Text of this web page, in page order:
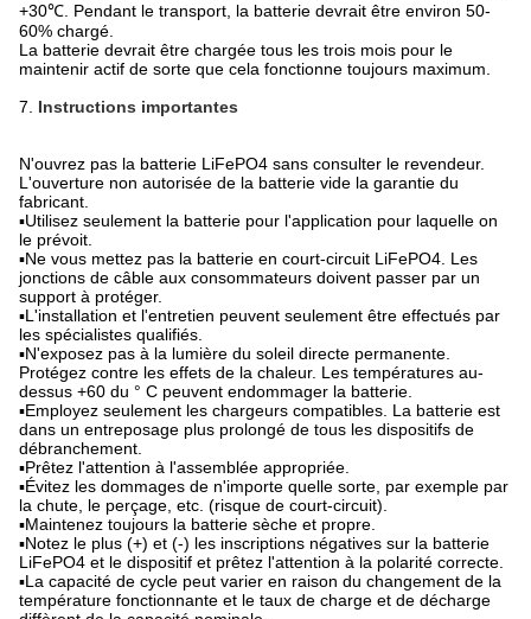
+30℃. Pendant le transport, la batterie devrait être environ 50-
60% chargé.
La batterie devrait être chargée tous les trois mois pour le
maintenir actif de sorte que cela fonctionne toujours maximum.
7. Instructions importantes
N'ouvrez pas la batterie LiFePO4 sans consulter le revendeur.
L'ouverture non autorisée de la batterie vide la garantie du
fabricant.
▪Utilisez seulement la batterie pour l'application pour laquelle on
le prévoit.
▪Ne vous mettez pas la batterie en court-circuit LiFePO4. Les
jonctions de câble aux consommateurs doivent passer par un
support à protéger.
▪L'installation et l'entretien peuvent seulement être effectués par
les spécialistes qualifiés.
▪N'exposez pas à la lumière du soleil directe permanente.
Protégez contre les effets de la chaleur. Les températures au-
dessus +60 du ° C peuvent endommager la batterie.
▪Employez seulement les chargeurs compatibles. La batterie est
dans un entreposage plus prolongé de tous les dispositifs de
débranchement.
▪Prêtez l'attention à l'assemblée appropriée.
▪Évitez les dommages de n'importe quelle sorte, par exemple par
la chute, le perçage, etc. (risque de court-circuit).
▪Maintenez toujours la batterie sèche et propre.
▪Notez le plus (+) et (-) les inscriptions négatives sur la batterie
LiFePO4 et le dispositif et prêtez l'attention à la polarité correcte.
▪La capacité de cycle peut varier en raison du changement de la
température fonctionnante et le taux de charge et de décharge